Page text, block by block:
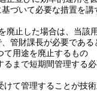
づいて必要な措置を講
廃止した場合は、当
管財課長が必要であ
て用途を廃止するもの
まで短期間管理する
て管理することが技